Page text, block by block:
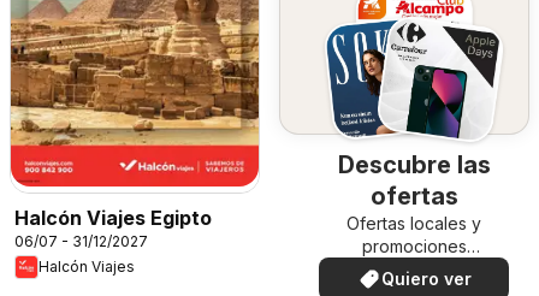
Halcón Viajes Egipto
06/07 - 31/12/2027
Halcón Viajes
Descubre las
ofertas
Ofertas locales y
promociones
especiales.
Quiero ver